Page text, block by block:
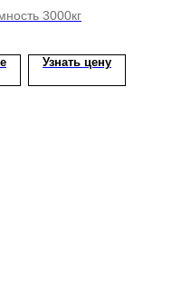
вил 3000мм
3000кг
Узнать цену